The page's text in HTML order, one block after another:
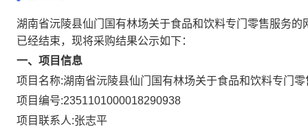
湖南省沅陵县仙门国有林场关于食品和饮料专门零售服务的
已经结束，现将采购结果公示如下：
一、项目信息
项目名称:湖南省沅陵县仙门国有林场关于食品和饮料专门
项目编号:2351101000018290938
项目联系人:张志平